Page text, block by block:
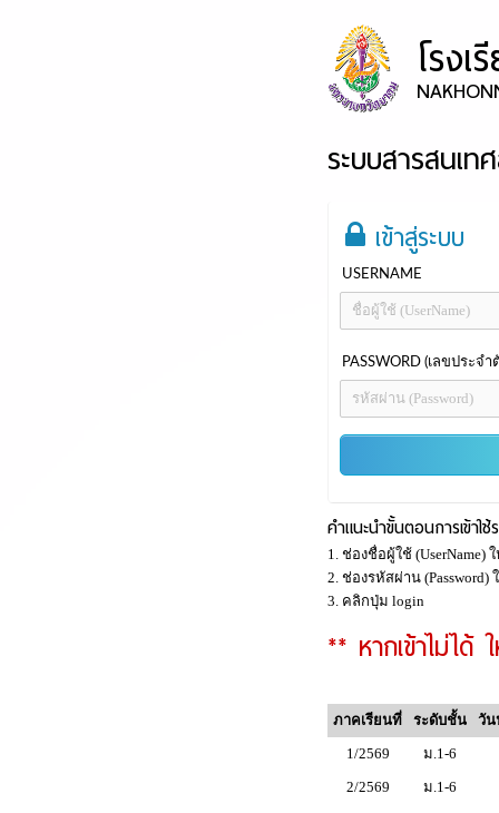
โรง
ระบบสารสนเ
เข้าสู่ระบบ
USERNAME
PASSWORD (เลขประจ
คำแนะนำขั้นตอนการเข้าใช้
1. ช่องชื่อผู้ใช้ (UserName)
2. ช่องรหัสผ่าน
3. คลิกปุ่ม login
** หากเข้าไม่ได้
ภาคเรียนที่ ระดับชั้น
วัน
1/2569
ม.1-6
2/2569
ม.1-6